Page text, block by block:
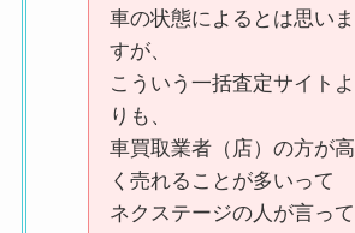
車の状態によるとは思いま
すが、
こういう一括査定サイトよ
りも、
車買取業者（店）の方が高
く売れることが多いって
ネクステージの人が言って